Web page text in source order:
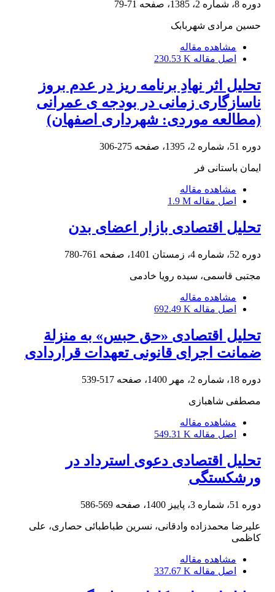
دوره 8، شماره 2، 1385، صفحه 71-79
حسین مرادی شهربابک
مشاهده مقاله
اصل مقاله 230.53 K
تحلیل اثر نهادِ برنامه ریز در عدم بروز
ناسازگاری زمانی در بودجه ی عمرانی
(مطالعه موردی: شهرداری اصفهان)
دوره 51، شماره 2، 1395، صفحه 275-306
ایمان باستانی فر
مشاهده مقاله
اصل مقاله 1.9 M
تحلیل اقتصادی بازار اعضای بدن‏
دوره 52، شماره 4، زمستان 1401، صفحه 761-780
مجتبی قاسمی، سیده رویا خادمی
مشاهده مقاله
اصل مقاله 692.49 K
تحلیل اقتصادی «حق حبس» به منزلة
ضمانت اجرای قانونی تعهدات قراردادی
دوره 18، شماره 2، مهر 1400، صفحه 517-539
مصطفی شاهبازی
مشاهده مقاله
اصل مقاله 549.31 K
تحلیل اقتصادی دعوی استرداد در
ورشکستگی
دوره 51، شماره 3، پاییز 1400، صفحه 569-586
علیرضا محمدزاده وادقانی، نسرین طباطبائی حصاری، علی
کاظمی
مشاهده مقاله
اصل مقاله 337.67 K